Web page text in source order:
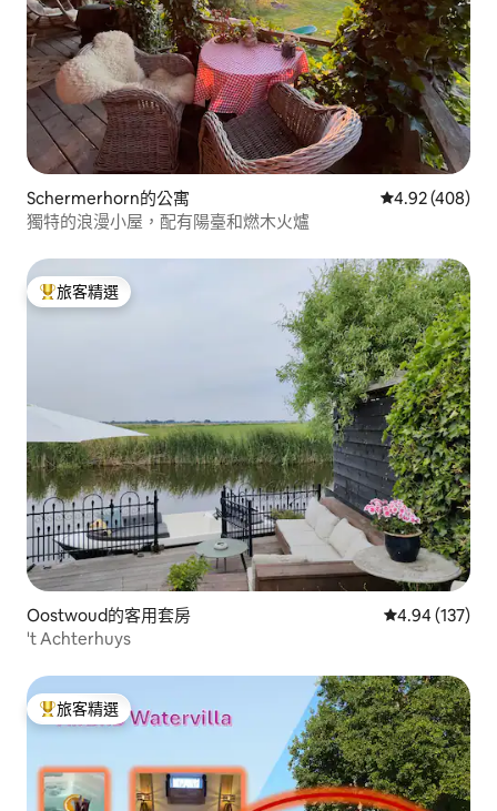
Schermerhorn的公寓 從 408 則評價
4.92 (408)
獨特的浪漫小屋，配有陽臺和燃木火爐
旅客精選榜首
旅客精選
Oostwoud的客用套房 從 137 則評價
4.94 (137)
't Achterhuys
旅客精選榜首
旅客精選